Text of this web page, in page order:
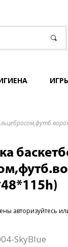
авторизуйтесь
SkyBlue